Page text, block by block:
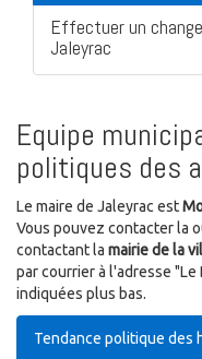
Effectuer un
Jaleyrac
Equipe
politiques des
Le maire de Jaleyrac est
Vous pouvez contacter la
contactant la mairie de la
par courrier à l'adresse "Le
indiquées plus bas.
Tendance politique des